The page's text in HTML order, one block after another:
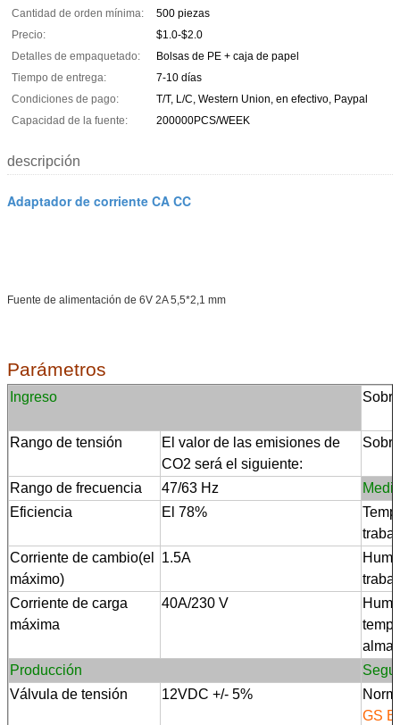
Cantidad de orden mínima:
500 piezas
Precio:
$1.0-$2.0
Detalles de empaquetado:
Bolsas de PE + caja de papel
Tiempo de entrega:
7-10 días
Condiciones de pago:
T/T, L/C, Western Union, en efectivo, Paypal
Capacidad de la fuente:
200000PCS/WEEK
descripción
Adaptador de corriente CA CC
Fuente de alimentación de 6V 2A 5,5*2,1 mm
Parámetros
Ingreso
Rango de tensión
El valor de las emisiones de
CO2 será el siguiente:
Rango de frecuencia 47/63 Hz
Eficiencia
El 78%
Corriente de cambio(el
máximo)
1.5A
Corriente de carga
máxima
40A/230 V
Producción
Válvula de tensión
12VDC +/- 5%
GS